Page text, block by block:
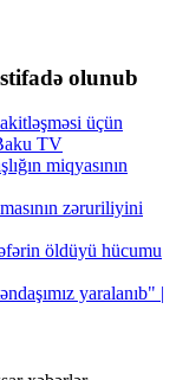
olunub
üçün
TV
miqyasının
zəruriliyini
öldüyü hücumu
yaralanıb" |